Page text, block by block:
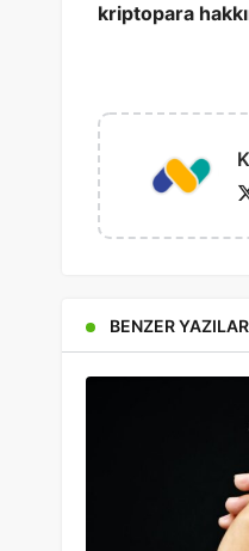
kriptopara
BENZER YAZILAR